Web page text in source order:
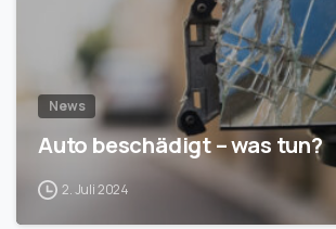
News
Auto beschädigt – was tun?
2. Juli 2024